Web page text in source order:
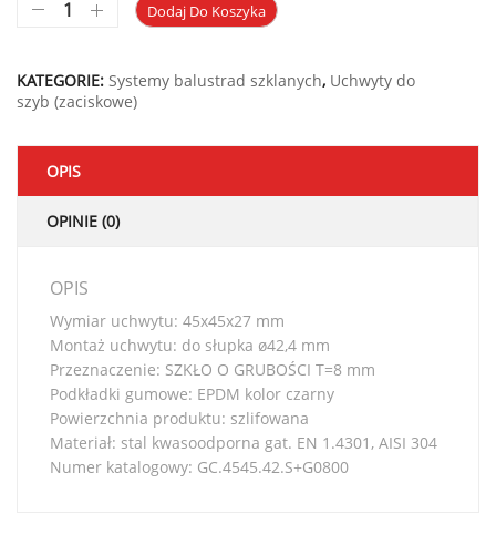
Dodaj Do Koszyka
KATEGORIE: Systemy balustrad szklanych, Uchwyty do
szyb (zaciskowe)
OPIS
OPINIE (0)
OPIS
Wymiar uchwytu: 45x45x27 mm
Montaż uchwytu: do słupka ø42,4 mm
Przeznaczenie: SZKŁO O GRUBOŚCI T=8 mm
Podkładki gumowe: EPDM kolor czarny
Powierzchnia produktu: szlifowana
Materiał: stal kwasoodporna gat. EN 1.4301, AISI 304
Numer katalogowy: GC.4545.42.S+G0800